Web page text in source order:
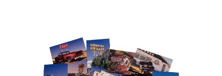
P20号_ラージ_727x530mm
P10号_スタンダード 530x410mm
P4号 コンパクト 333x220mm